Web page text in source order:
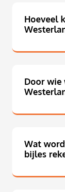
Hoeveel
Door wie
Wat
bijles